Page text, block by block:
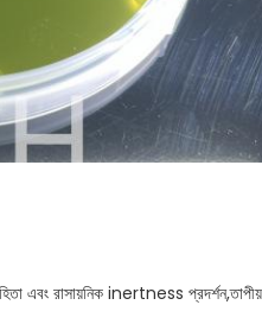
এবং রাসায়নিক inertness